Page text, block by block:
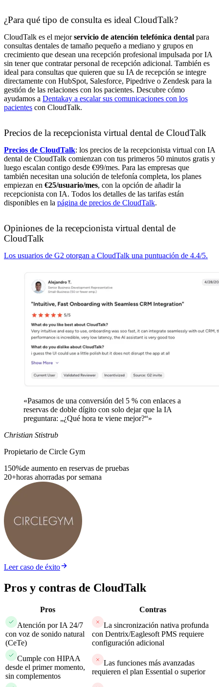
¿Para qué tipo de consulta es ideal CloudTalk?
CloudTalk es el mejorservicio de atención telefónica dental para
consultas dentales de tamaño pequeño a mediano y grupos en
crecimiento que desean una recepción profesional impulsada por IA
sin tener que contratar personal de recepción adicional. También es
ideal para consultas que quieren que su IA de recepción se integre
directamente con HubSpot, Salesforce, Pipedrive o Zendesk para la
gestión de las relaciones con los pacientes. Descubre cómo
ayudamos a Dentakay a escalar sus comunicaciones con los
pacientes con CloudTalk.
Precios de la recepcionista virtual dental de CloudTalk
Precios de CloudTalk: los precios de la recepcionista virtual con IA
dental de CloudTalk comienzan con tus primeros 50 minutos gratis y
luego escalan contigo desde €99/mes. Para las empresas que
también necesitan una solución de telefonía completa, los planes
empiezan en €25/usuario/mes, con la opción de añadir la
recepcionista con IA. Todos los detalles de las tarifas están
disponibles en la página de precios de CloudTalk.
Opiniones de la recepcionista virtual dental de
CloudTalk
Los usuarios de G2 otorgan a CloudTalk una puntuación de 4.4/5.
«Pasamos de una conversión del 5 % con enlaces a
reservas de doble dígito con solo dejar que la IA
preguntara: „¿Qué hora te viene mejor?“»
Christian Stistrub
Propietario de Circle Gym
150%de aumento en reservas de pruebas
20+horas ahorradas por semana
Leer caso de éxito
Pros y contras de CloudTalk
Pros
Contras
Atención por IA 24/7
con voz de sonido natural
(CeTe)
La sincronización nativa profunda
con Dentrix/Eaglesoft PMS requiere
configuración adicional
Cumple con HIPAA
desde el primer momento,
sin complementos
Las funciones más avanzadas
requieren el plan Essential o superior